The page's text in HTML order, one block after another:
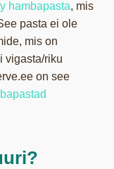
hambapasta, mis
pasta ei ole
mis on
vigasta/riku
on see